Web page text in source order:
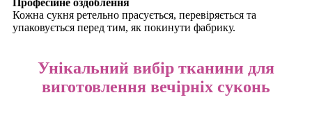
Кожна сукня ретельно прасується, перевіряється та
упаковується перед тим, як покинути фабрику.
Унікальний вибір тканини для
виготовлення вечірніх суконь